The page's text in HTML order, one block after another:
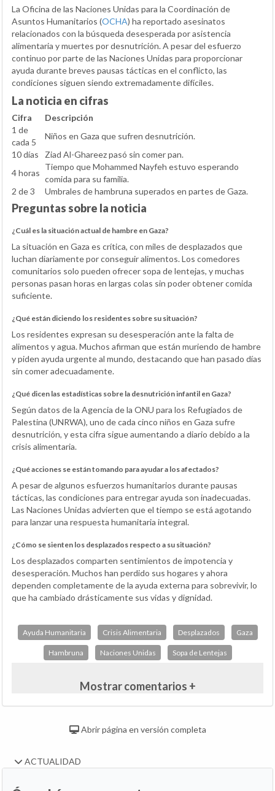
La Oficina de las Naciones Unidas para la Coordinación de
Asuntos Humanitarios (OCHA) ha reportado asesinatos
relacionados con la búsqueda desesperada por asistencia
alimentaria y muertes por desnutrición. A pesar del esfuerzo
continuo por parte de las Naciones Unidas para proporcionar
ayuda durante breves pausas tácticas en el conflicto, las
condiciones siguen siendo extremadamente difíciles.
La noticia en cifras
Cifra
Descripción
1 de
cada 5
Niños en Gaza que sufren desnutrición.
10 días
Ziad Al-Ghareez pasó sin comer pan.
4 horas
Tiempo que Mohammed Nayfeh estuvo esperando
comida para su familia.
2 de 3
Umbrales de hambruna superados en partes de Gaza.
Preguntas sobre la noticia
¿Cuál es la situación actual de hambre en Gaza?
La situación en Gaza es crítica, con miles de desplazados que
luchan diariamente por conseguir alimentos. Los comedores
comunitarios solo pueden ofrecer sopa de lentejas, y muchas
personas pasan horas en largas colas sin poder obtener comida
suficiente.
¿Qué están diciendo los residentes sobre su situación?
Los residentes expresan su desesperación ante la falta de
alimentos y agua. Muchos afirman que están muriendo de hambre
y piden ayuda urgente al mundo, destacando que han pasado días
sin comer adecuadamente.
¿Qué dicen las estadísticas sobre la desnutrición infantil en Gaza?
Según datos de la Agencia de la ONU para los Refugiados de
Palestina (UNRWA), uno de cada cinco niños en Gaza sufre
desnutrición, y esta cifra sigue aumentando a diario debido a la
crisis alimentaria.
¿Qué acciones se están tomando para ayudar a los afectados?
A pesar de algunos esfuerzos humanitarios durante pausas
tácticas, las condiciones para entregar ayuda son inadecuadas.
Las Naciones Unidas advierten que el tiempo se está agotando
para lanzar una respuesta humanitaria integral.
¿Cómo se sienten los desplazados respecto a su situación?
Los desplazados comparten sentimientos de impotencia y
desesperación. Muchos han perdido sus hogares y ahora
dependen completamente de la ayuda externa para sobrevivir, lo
que ha cambiado drásticamente sus vidas y dignidad.
Ayuda Humanitaria Crisis Alimentaria Desplazados Gaza
Hambruna Naciones Unidas Sopa de Lentejas
Mostrar comentarios +
Abrir página en versión completa
ACTUALIDAD